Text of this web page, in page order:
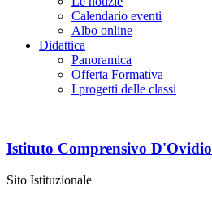
Calendario eventi
Albo online
Didattica
Panoramica
Offerta Formativa
I progetti delle classi
Istituto Comprensivo D'Ovidio
Sito Istituzionale